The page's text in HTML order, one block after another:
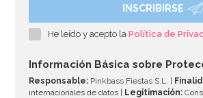
INSCRIBIRSE
He leído y acepto laPolítica de
Información Básica sobre
Responsable: Pinkbass Fiestas S.L. |
internacionales de datos |
Legitimación: